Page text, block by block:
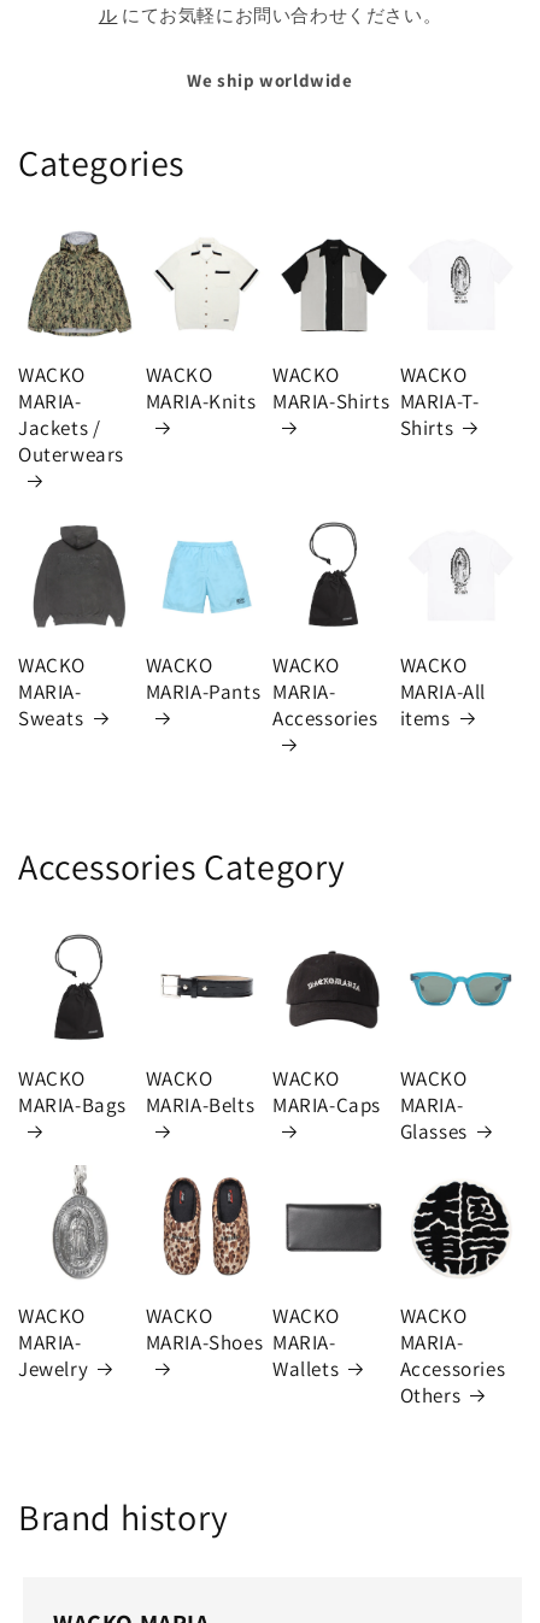
ル にてお気軽にお問い合わせください。
We ship worldwide
Categories
WACKO
MARIA-
Jackets /
Outerwears
WACKO
MARIA-Knits
WACKO
MARIA-Shirts
WACKO
MARIA-T-
Shirts
WACKO
MARIA-
Sweats
WACKO
MARIA-Pants
WACKO
MARIA-
Accessories
WACKO
MARIA-All
items
Accessories Category
WACKO
MARIA-Bags
WACKO
MARIA-Belts
WACKO
MARIA-Caps
WACKO
MARIA-
Glasses
WACKO
MARIA-
Jewelry
WACKO
MARIA-Shoes
WACKO
MARIA-
Wallets
WACKO
MARIA-
Accessories
Others
Brand history